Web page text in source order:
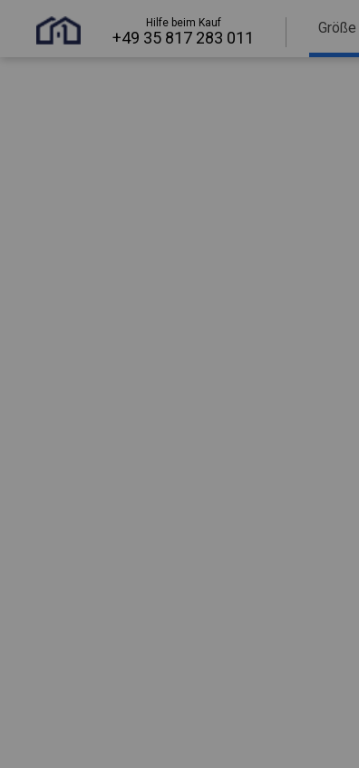
Hilfe beim Kauf
+49 35 817 283 011
Größe